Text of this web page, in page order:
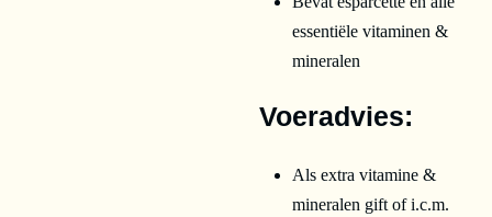
essentiële vitaminen &
mineralen
Voeradvies:
Als extra vitamine &
mineralen gift of i.c.m.